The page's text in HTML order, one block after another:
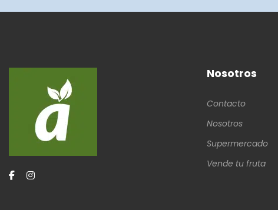
Nosotros
Contacto
Nosotros
Supermercado
Vende tu fruta